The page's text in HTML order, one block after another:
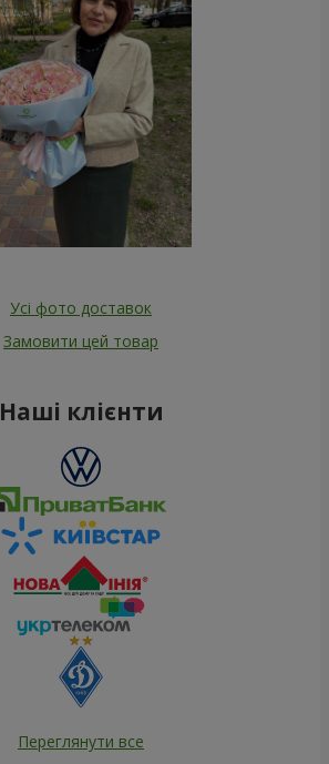
Усі фото доставок
Замовити цей товар
Наші клієнти
Переглянути все